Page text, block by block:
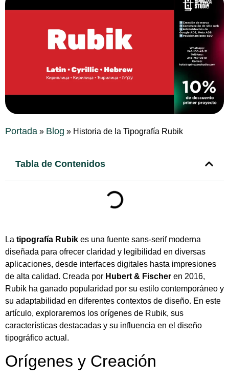
Portada » Blog » Historia de la Tipografía Rubik
Tabla de Contenidos
La tipografía Rubik es una fuente sans-serif moderna
diseñada para ofrecer claridad y legibilidad en diversas
aplicaciones, desde interfaces digitales hasta impresiones
de alta calidad. Creada por Hubert & Fischer en 2016,
Rubik ha ganado popularidad por su estilo contemporáneo y
su adaptabilidad en diferentes contextos de diseño. En este
artículo, exploraremos los orígenes de Rubik, sus
características destacadas y su influencia en el diseño
tipográfico actual.
Orígenes y Creación